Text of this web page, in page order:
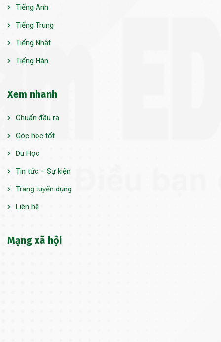
Tiếng Anh
Tiếng Trung
Tiếng Nhật
Tiếng Hàn
Xem nhanh
Chuẩn đầu ra
Góc học tốt
Du Học
Tin tức – Sự kiện
Trang tuyển dụng
Liên hệ
Mạng xã hội